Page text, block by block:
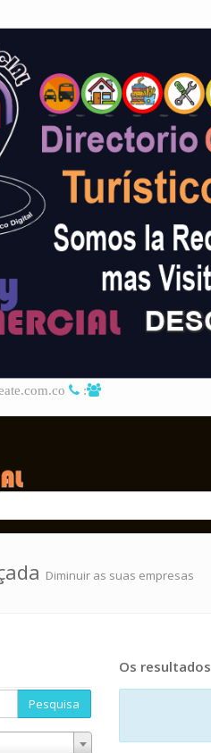
:
Diminuir as suas empresas
Pesquisa
Os resultados